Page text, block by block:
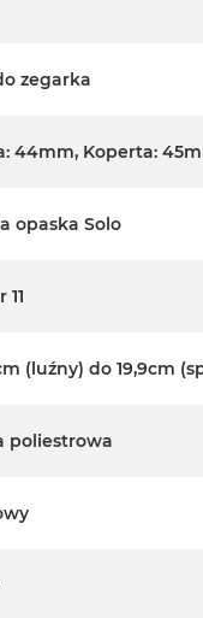
zegarka
44mm, Koperta:
opaska Solo
11
(luźny) do 19,9cm
poliestrowa